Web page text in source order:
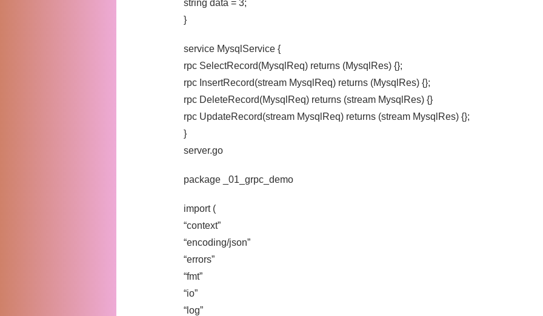
string data = 3;
}
service MysqlService {
rpc SelectRecord(MysqlReq) returns (MysqlRes) {};
rpc InsertRecord(stream MysqlReq) returns (MysqlRes) {};
rpc DeleteRecord(MysqlReq) returns (stream MysqlRes) {}
rpc UpdateRecord(stream MysqlReq) returns (stream MysqlRes) {};
}
server.go
package _01_grpc_demo
import (
“context”
“encoding/json”
“errors”
“fmt”
“io”
“log”